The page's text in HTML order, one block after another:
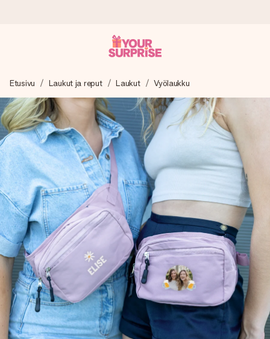
Valmistamme lahjasi huolella ja lähetämme sen hetkessä,
jotta voit antaa sen juuri oikeaan aikaan, kun sillä on eniten
merkitystä.
4,8 (+15 000 arvostelun perusteella)
Lahjamme inspiroivat. Asiakkaiden arvosana on 4,8 Google
Reviewsissä.
Ilmainen tervehdyskortti
Tilaa tänään – personoitu lahja valmistuu ja lähtee matkaan
nopeammin kuin ehdit sanoa “yllätys!”
Etusivu Laukut ja reput Laukut Vyölaukku